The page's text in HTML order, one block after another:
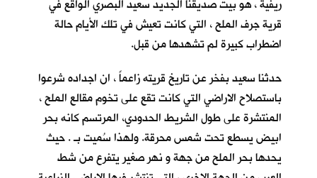
ريفية ، هو بيت صديقنا الجديد سعيد البصريالواقع في
قرية جرف الملح، التي كانت تعيش في تلك الأيام حالة
اضطراب كبيرة لم تشهدها من قبل.
حدثنا سعيد بفخر عن تاريخ قريته زاعماً ، ان اجداده شرعوا
باستصلاح الاراضي التي كانت تقع على تخوم مقالع الملح ،
المنتشرة على طول الشريط الحدودي، المرتسم كانه بحر
ابيض يسطع تحت شمس محرقة. ولهذا سُميت بـ. حيث
يحدها بحر الملح من جهة و نهر صغير يتفرع من شط